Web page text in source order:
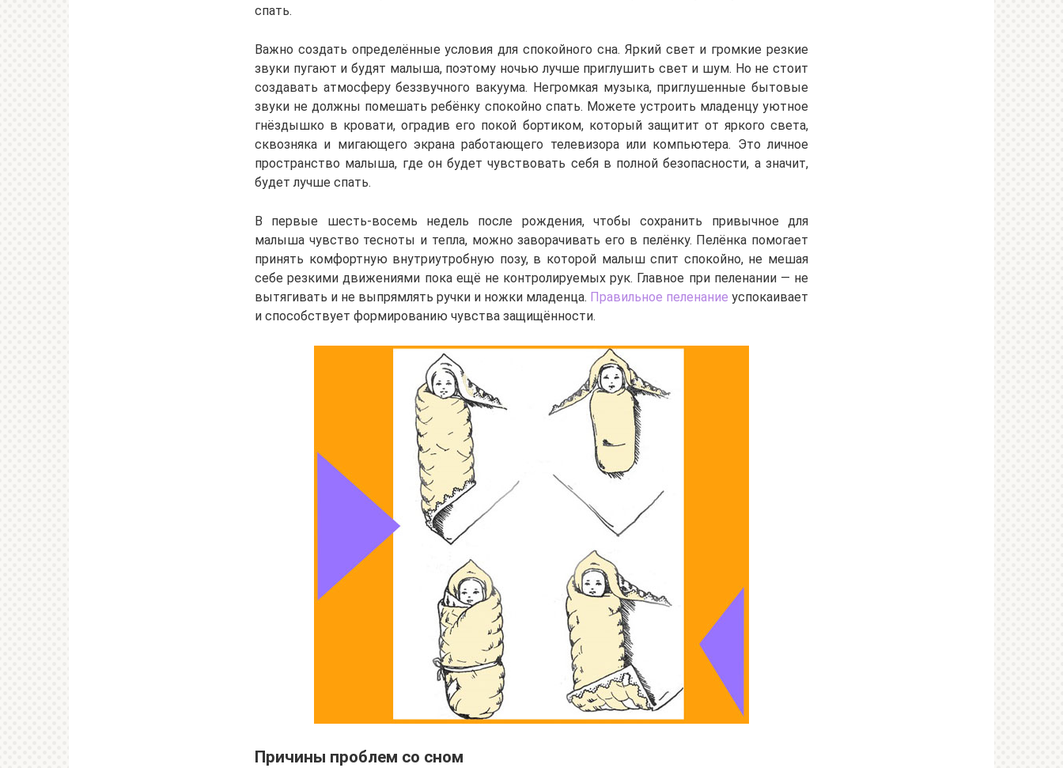
спать.
Важно создать определённые условия для спокойного сна. Яркий свет и громкие резкие
звуки пугают и будят малыша, поэтому ночью лучше приглушить свет и шум. Но не стоит
создавать атмосферу беззвучного вакуума. Негромкая музыка, приглушенные бытовые
звуки не должны помешать ребёнку спокойно спать. Можете устроить младенцу уютное
гнёздышко в кровати, оградив его покой бортиком, который защитит от яркого света,
сквозняка и мигающего экрана работающего телевизора или компьютера. Это личное
пространство малыша, где он будет чувствовать себя в полной безопасности, а значит,
будет лучше спать.
В первые шесть-восемь недель после рождения, чтобы сохранить привычное для
малыша чувство тесноты и тепла, можно заворачивать его в пелёнку. Пелёнка помогает
принять комфортную внутриутробную позу, в которой малыш спит спокойно, не мешая
себе резкими движениями пока ещё не контролируемых рук. Главное при пеленании — не
вытягивать и не выпрямлять ручки и ножки младенца. Правильное пеленание успокаивает
и способствует формированию чувства защищённости.
Причины проблем со сном